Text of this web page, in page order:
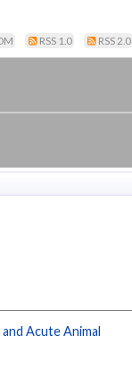
RSS 1.0 RSS 2.0
Acute Animal